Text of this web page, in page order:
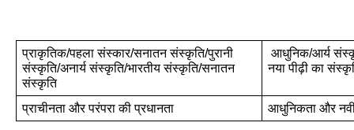
प्राकृतिक/पहला संस्कार/सनातन संस्कृति/पुरानी
संस्कृति/अनार्य संस्कृति/भारतीय संस्कृति/सनातन
संस्कृति
नया पीढ़ी का
प्राचीनता और परंपरा की प्रधानता आधुनिकता और